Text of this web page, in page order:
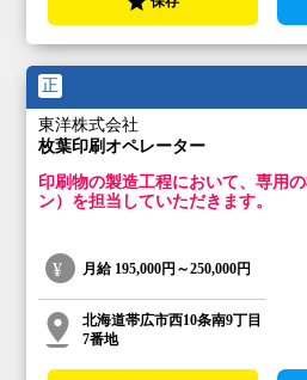
正
東洋株式会社
枚葉印刷オペレーター
印刷物の製造工程において、専用
ン）を担当していただきます。
月給 195,000円～250,000円
北海道帯広市西10条南9丁目
7番地